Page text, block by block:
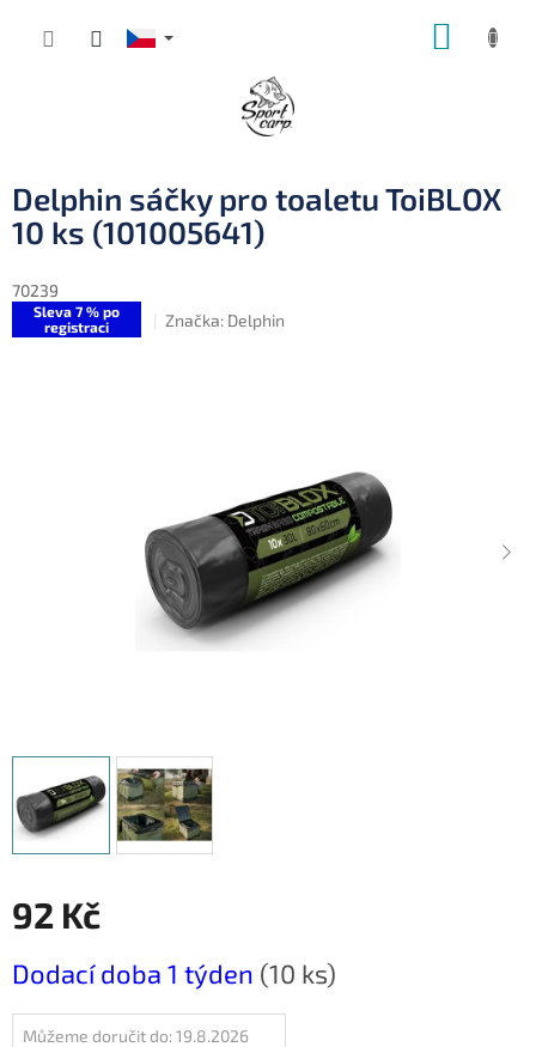
Delphin sáčky pro toaletu ToiBLOX
10 ks (101005641)
70239
Sleva 7 % po
registraci
Značka: Delphin
92 Kč
cena:
Dodací doba 1 týden (10 ks)
Můžeme doručit do: 19.8.2026